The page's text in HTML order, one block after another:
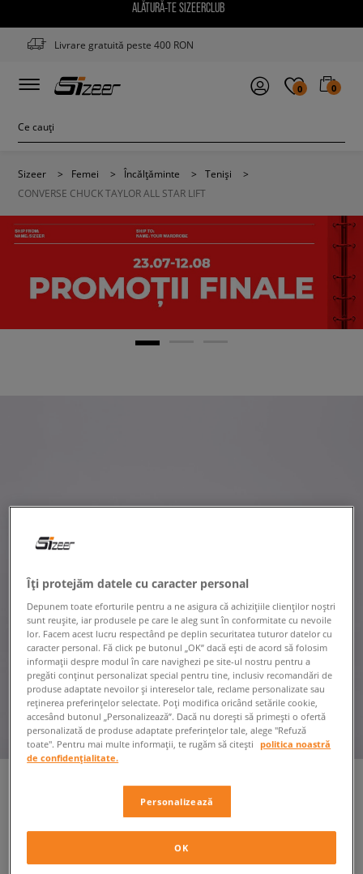
ALĂTURĂ-TE SIZEERCLUB
Livrare gratuită peste 400 RON
0 0
Sizeer > Femei > Încălțăminte > Teniși
>
CONVERSE CHUCK TAYLOR ALL STAR LIFT
CONVERSE CHUCK TAYLOR
ALL STAR LIFT
Îți protejăm datele cu caracter personal
Depunem toate eforturile pentru a ne asigura că achizițiile clienților noștri
sunt reușite, iar produsele pe care le aleg sunt în conformitate cu nevoile
lor. Facem acest lucru respectând pe deplin securitatea tuturor datelor cu
caracter personal. Fă click pe butonul „OK” dacă ești de acord să folosim
informații despre modul în care navighezi pe site-ul nostru pentru a
pregăti conținut personalizat special pentru tine, inclusiv recomandări de
produse adaptate nevoilor și intereselor tale, reclame personalizate sau
reținerea preferințelor selectate. Poți modifica oricând setările cookie,
accesând butonul „Personalizează”. Dacă nu dorești să primești o ofertă
personalizată de produse adaptate preferințelor tale, alege "Refuză
toate". Pentru mai multe informații, te rugăm să citești
politica noastră
de confidențialitate.
Personalizează
OK